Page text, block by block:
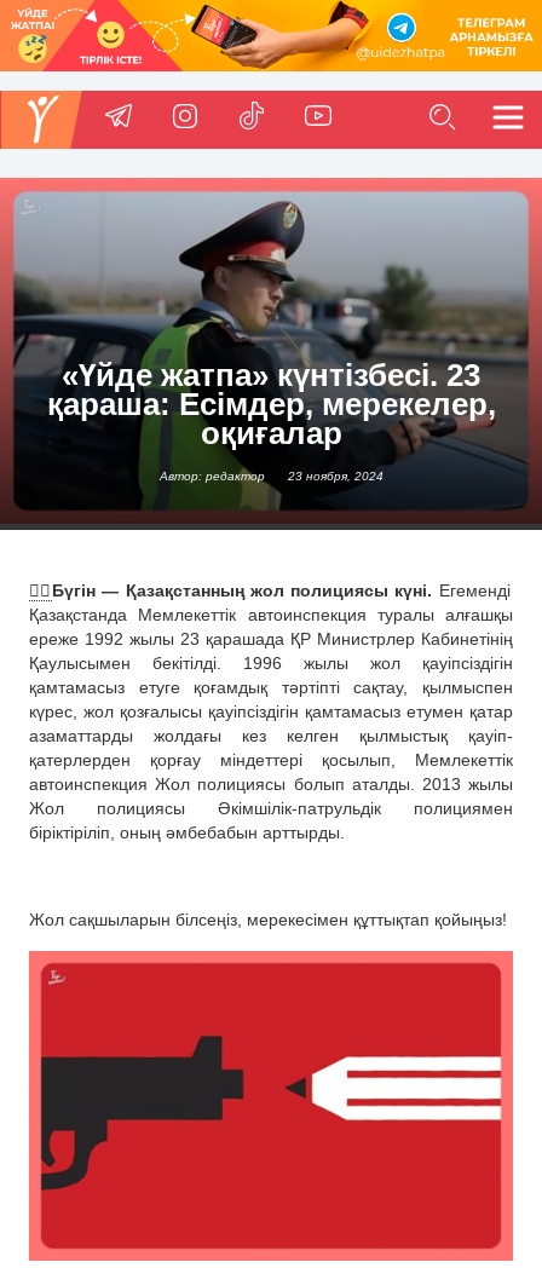
«Үйде жатпа» күнтізбесі. 23
қараша: Есімдер, мерекелер,
оқиғалар
Автор: редактор 23 ноября, 2024
👮‍♀️Бүгін — Қазақстанның жол полициясы күні. Егеменді
Қазақстанда Мемлекеттік автоинспекция туралы алғашқы
ереже 1992 жылы 23 қарашада ҚР Министрлер Кабинетінің
Қаулысымен бекітілді. 1996 жылы жол қауіпсіздігін
қамтамасыз етуге қоғамдық тәртіпті сақтау, қылмыспен
күрес, жол қозғалысы қауіпсіздігін қамтамасыз етумен қатар
азаматтарды жолдағы кез келген қылмыстық қауіп-
қатерлерден қорғау міндеттері қосылып, Мемлекеттік
автоинспекция Жол полициясы болып аталды. 2013 жылы
Жол полициясы Әкімшілік-патрульдік полициямен
біріктіріліп, оның әмбебабын арттырды.
Жол сақшыларын білсеңіз, мерекесімен құттықтап қойыңыз!